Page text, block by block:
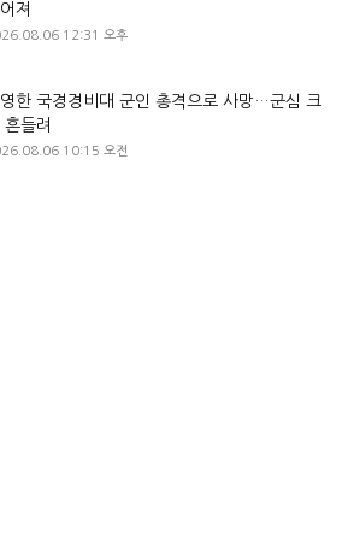
져
12:31 오후
한 국경경비대 군인 총격으로 사망…군심 크
흔들려
10:15 오전